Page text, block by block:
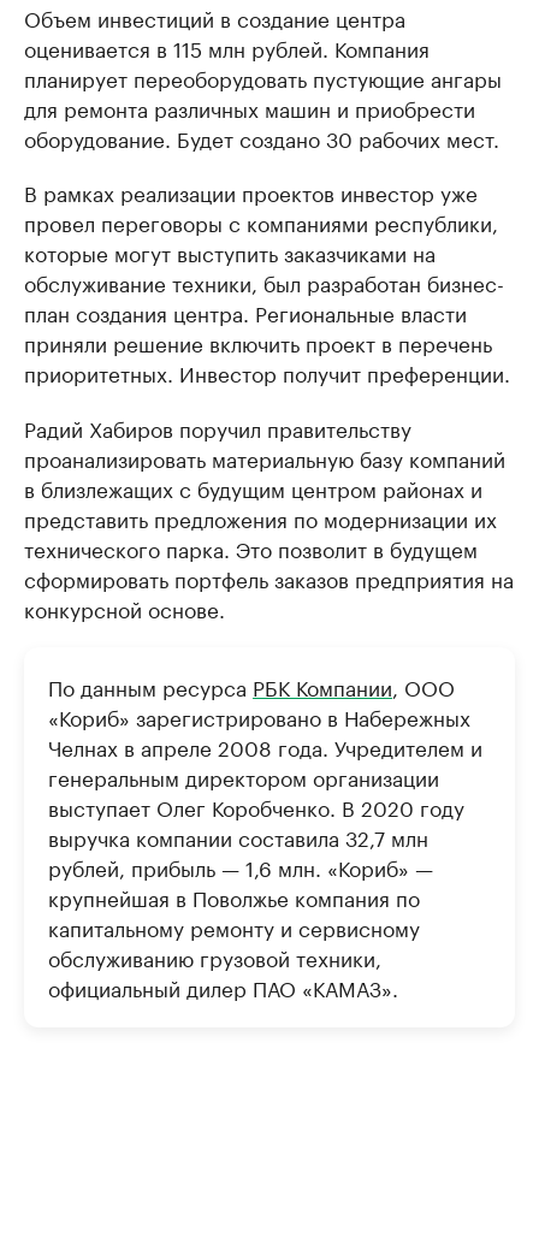
Объем инвестиций в создание центра
оценивается в 115 млн рублей. Компания
планирует переоборудовать пустующие ангары
для ремонта различных машин и приобрести
оборудование. Будет создано 30 рабочих мест.
В рамках реализации проектов инвестор уже
провел переговоры с компаниями республики,
которые могут выступить заказчиками на
обслуживание техники, был разработан бизнес-
план создания центра. Региональные власти
приняли решение включить проект в перечень
приоритетных. Инвестор получит преференции.
Радий Хабиров поручил правительству
проанализировать материальную базу компаний
в близлежащих с будущим центром районах и
представить предложения по модернизации их
технического парка. Это позволит в будущем
сформировать портфель заказов предприятия на
конкурсной основе.
По данным ресурса РБК Компании, ООО
«Кориб» зарегистрировано в Набережных
Челнах в апреле 2008 года. Учредителем и
генеральным директором организации
выступает Олег Коробченко. В 2020 году
выручка компании составила 32,7 млн
рублей, прибыль — 1,6 млн. «Кориб» —
крупнейшая в Поволжье компания по
капитальному ремонту и сервисному
обслуживанию грузовой техники,
официальный дилер ПАО «КАМАЗ».